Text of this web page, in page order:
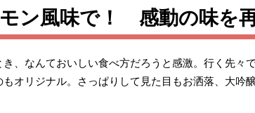
ン風味で！ 感動の味を
、なんておいしい食べ方だろうと感激。行く先々
オリジナル。さっぱりして見た目もお洒落、大吟醸